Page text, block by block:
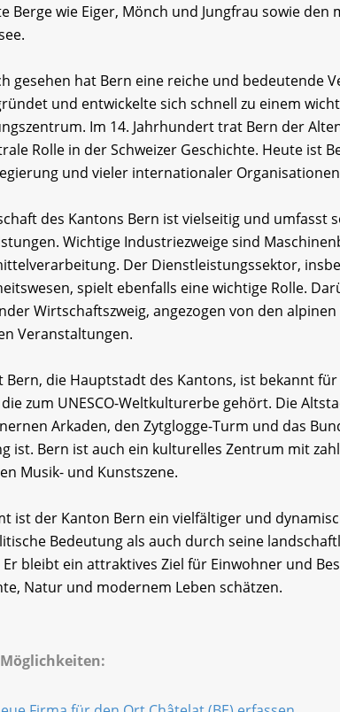
Berge wie Eiger, Mönch und Jungfrau sowie den
gesehen hat Bern eine reiche und bedeutende
und entwickelte sich schnell zu einem
Im 14. Jahrhundert trat Bern der
Rolle in der Schweizer Geschichte. Heute ist
und vieler internationaler
des Kantons Bern ist vielseitig und umfasst
Wichtige Industriezweige sind
Der Dienstleistungssektor,
spielt ebenfalls eine wichtige Rolle.
Wirtschaftszweig, angezogen von den
Veranstaltungen.
Bern, die Hauptstadt des Kantons, ist bekannt
zum UNESCO-Weltkulturerbe gehört. Die
Arkaden, den Zytglogge-Turm und das
ist. Bern ist auch ein kulturelles Zentrum mit
Musik- und Kunstszene.
ist der Kanton Bern ein vielfältiger und
Bedeutung als auch durch seine
bleibt ein attraktives Ziel für Einwohner und
Natur und modernem Leben schätzen.